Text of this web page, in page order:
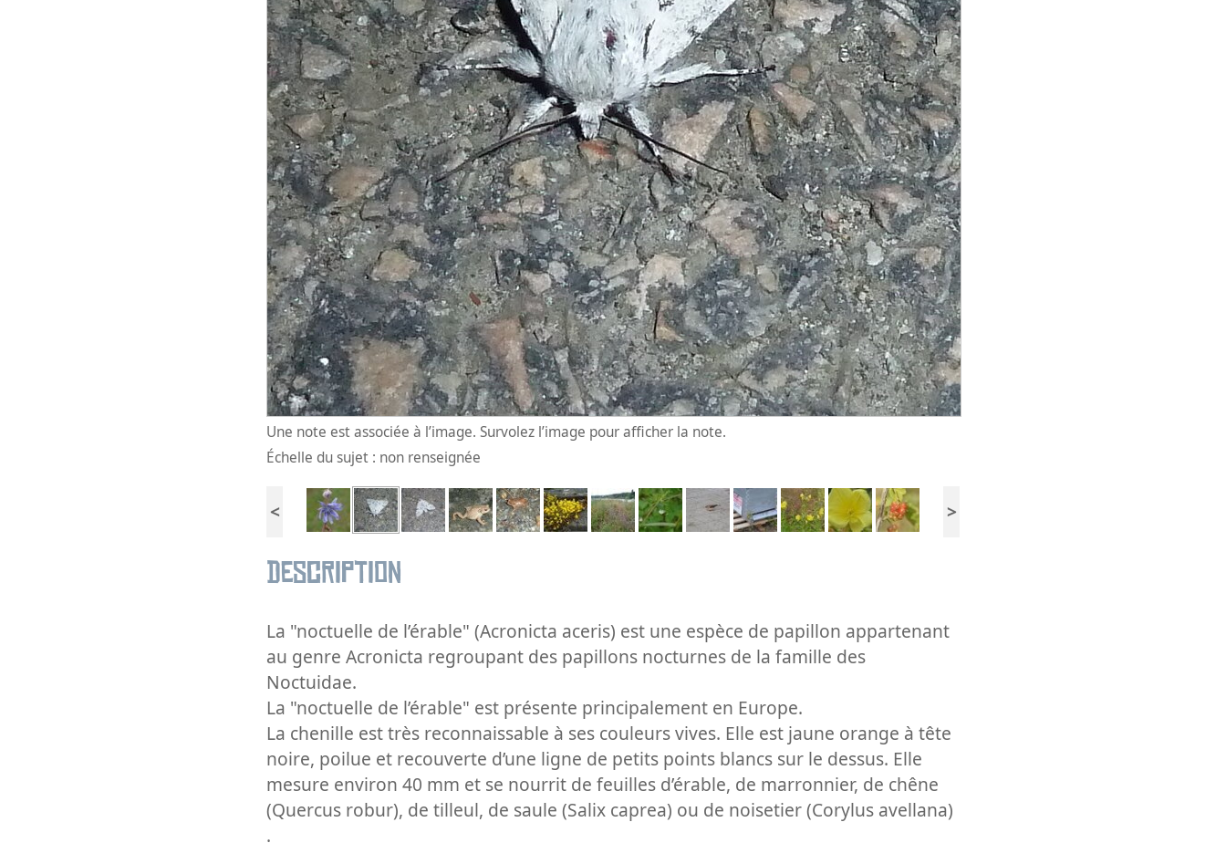
Une note est associée à l’image. Survolez l’image pour afficher la note.
Échelle du sujet : non renseignée
< >
Description
La "noctuelle de l’érable" (Acronicta aceris) est une espèce de papillon appartenant
au genre Acronicta regroupant des papillons nocturnes de la famille des
Noctuidae.
La "noctuelle de l’érable" est présente principalement en Europe.
La chenille est très reconnaissable à ses couleurs vives. Elle est jaune orange à tête
noire, poilue et recouverte d’une ligne de petits points blancs sur le dessus. Elle
mesure environ 40 mm et se nourrit de feuilles d’érable, de marronnier, de chêne
(Quercus robur), de tilleul, de saule (Salix caprea) ou de noisetier (Corylus avellana)
.